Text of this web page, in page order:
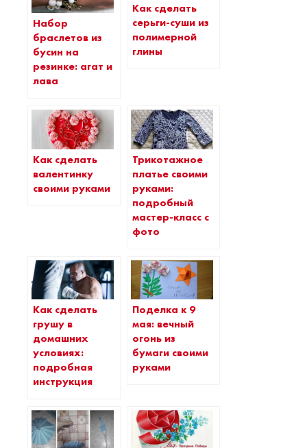
Набор
браслетов из
бусин на
резинке: агат и
лава
Как сделать
серьги-суши из
полимерной
глины
Как сделать
валентинку
своими руками
Трикотажное
платье своими
руками:
подробный
мастер-класс с
фото
Как сделать
грушу в
домашних
условиях:
подробная
инструкция
Поделка к 9
мая: вечный
огонь из
бумаги своими
руками